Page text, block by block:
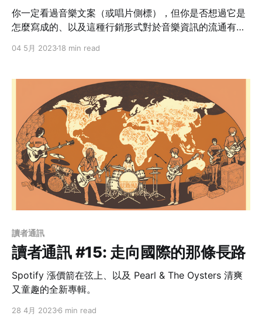
你一定看過音樂文案（或唱片側標），但你是否想過它是
怎麼寫成的、以及這種行銷形式對於音樂資訊的流通有什
04 5月 202318 min read
讀者通訊
讀者通訊 #15: 走向國際的那條長路
Spotify 漲價箭在弦上、以及 Pearl & The Oysters 清爽
又童趣的全新專輯。
28 4月 20236 min read